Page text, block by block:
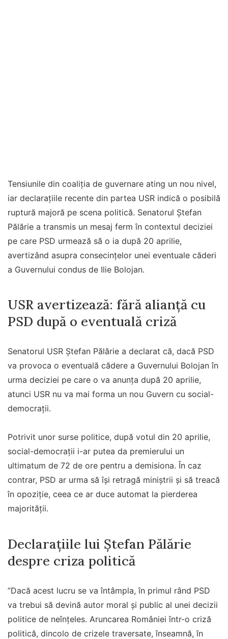
Tensiunile din coaliția de guvernare ating un nou nivel,
iar declarațiile recente din partea USR indică o posibilă
ruptură majoră pe scena politică. Senatorul Ștefan
Pălărie a transmis un mesaj ferm în contextul deciziei
pe care PSD urmează să o ia după 20 aprilie,
avertizând asupra consecințelor unei eventuale căderi
a Guvernului condus de Ilie Bolojan.
USR avertizează: fără alianță cu
PSD după o eventuală criză
Senatorul USR Ştefan Pălărie a declarat că, dacă PSD
va provoca o eventuală cădere a Guvernului Bolojan în
urma deciziei pe care o va anunța după 20 aprilie,
atunci USR nu va mai forma un nou Guvern cu social-
democrații.
Potrivit unor surse politice, după votul din 20 aprilie,
social-democrații i-ar putea da premierului un
ultimatum de 72 de ore pentru a demisiona. În caz
contrar, PSD ar urma să își retragă miniștrii și să treacă
în opoziție, ceea ce ar duce automat la pierderea
majorității.
Declarațiile lui Ștefan Pălărie
despre criza politică
”Dacă acest lucru se va întâmpla, în primul rând PSD
va trebui să devină autor moral şi public al unei decizii
politice de neînţeles. Aruncarea României într-o criză
politică, dincolo de crizele traversate, înseamnă, în